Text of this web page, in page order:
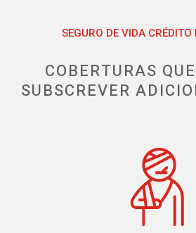
SEGURO DE VIDA
COBERTURAS
SUBSCREVER